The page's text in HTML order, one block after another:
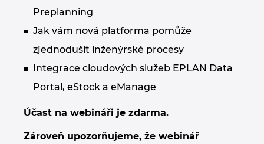
Preplanning
Jak vám nová platforma pomůže
zjednodušit inženýrské procesy
Integrace cloudových služeb EPLAN Data
Portal, eStock a eManage
Účast na webináři je zdarma.
Zároveň upozorňujeme, že webinář
Japonsko
Jihoafrická republika
Jižní Korea